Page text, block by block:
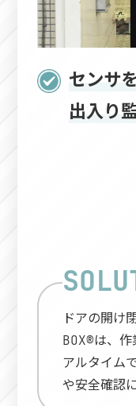
センサ
出入り
ドアの開け
BOX®は、
アルタイム
や安全確認